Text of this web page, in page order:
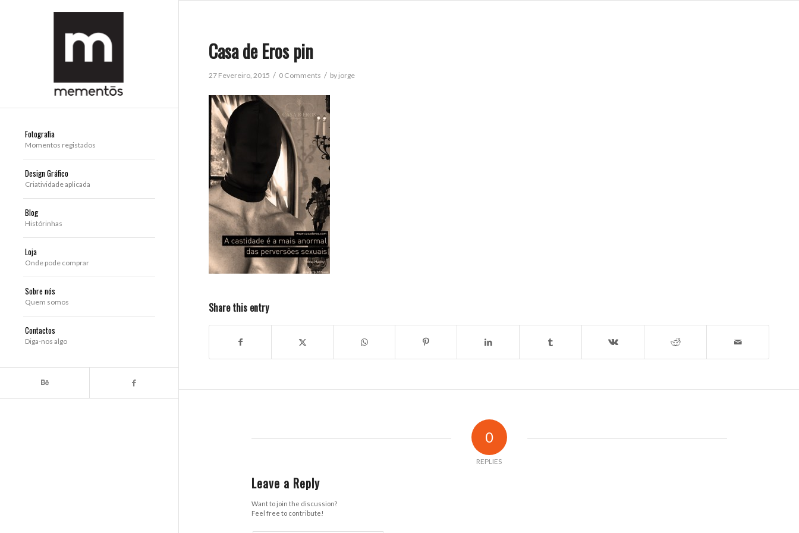
Fotografia
Momentos registados
Design Gráfico
Criatividade aplicada
Blog
Histórinhas
Loja
Onde pode comprar
Sobre nós
Quem somos
Contactos
Diga-nos algo
Casa de Eros pin
27 Fevereiro, 2015 / 0 Comments / by jorge
Share this entry
0
REPLIES
Leave a Reply
Want to join the discussion?
Feel free to contribute!